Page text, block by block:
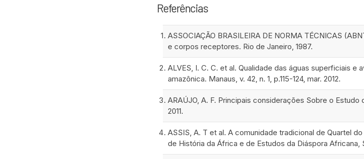
Referências
ASSOCIAÇÃO BRASILEIRA DE NORMA TÉCNICAS
e corpos receptores. Rio de Janeiro, 1987.
ALVES, I. C. C. et al. Qualidade das águas superficiais
amazônica. Manaus, v. 42, n. 1, p.115-124, mar. 2012.
ARAÚJO, A. F. Principais considerações Sobre o Estudo
2011.
ASSIS, A. T et al. A comunidade tradicional de Quartel
de História da África e de Estudos da Diáspora Africana,